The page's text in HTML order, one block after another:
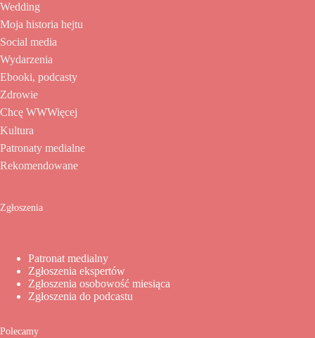
Wedding
Moja historia hejtu
Social media
Wydarzenia
Ebooki, podcasty
Zdrowie
Chcę WWWięcej
Kultura
Patronaty medialne
Rekomendowane
Zgłoszenia
Patronat medialny
Zgłoszenia ekspertów
Zgłoszenia osobowość miesiąca
Zgłoszenia do podcastu
Polecamy